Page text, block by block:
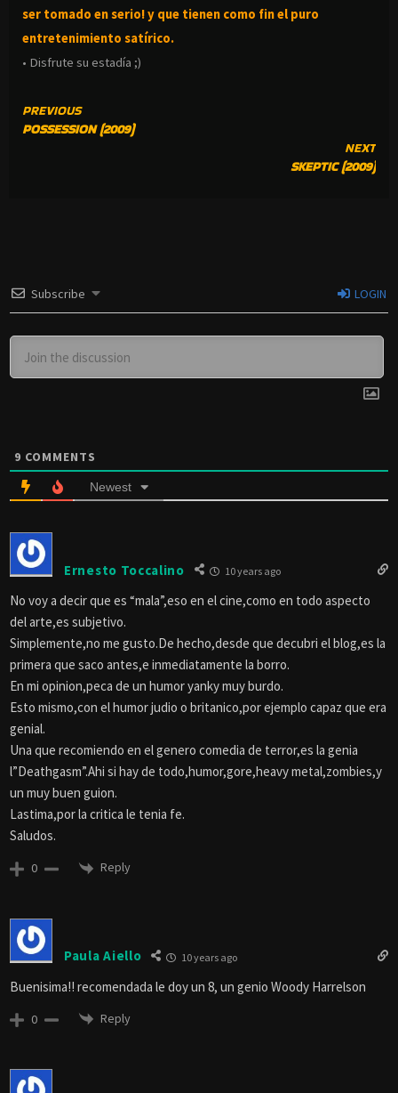
ser tomado en serio! y que tienen como fin el puro
entretenimiento satírico.
• Disfrute su estadía ;)
CONTINUE
READING
PREVIOUS
POSSESSION (2009)
NEXT
SKEPTIC (2009)
Subscribe LOGIN
9 COMMENTS
Newest
Ernesto Toccalino 10 years ago
No voy a decir que es “mala”,eso en el cine,como en todo aspecto
del arte,es subjetivo.
Simplemente,no me gusto.De hecho,desde que decubri el blog,es la
primera que saco antes,e inmediatamente la borro.
En mi opinion,peca de un humor yanky muy burdo.
Esto mismo,con el humor judio o britanico,por ejemplo capaz que era
genial.
Una que recomiendo en el genero comedia de terror,es la genia
l”Deathgasm”.Ahi si hay de todo,humor,gore,heavy metal,zombies,y
un muy buen guion.
Lastima,por la critica le tenia fe.
Saludos.
0 Reply
Paula Aiello 10 years ago
Buenisima!! recomendada le doy un 8, un genio Woody Harrelson
0 Reply